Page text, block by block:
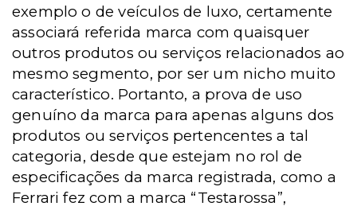
exemplo o de veículos de luxo, certamente
associará referida marca com quaisquer
outros produtos ou serviços relacionados ao
mesmo segmento, por ser um nicho muito
característico. Portanto, a prova de uso
genuíno da marca para apenas alguns dos
produtos ou serviços pertencentes a tal
categoria, desde que estejam no rol de
especificações da marca registrada, como a
Ferrari fez com a marca “Testarossa”,